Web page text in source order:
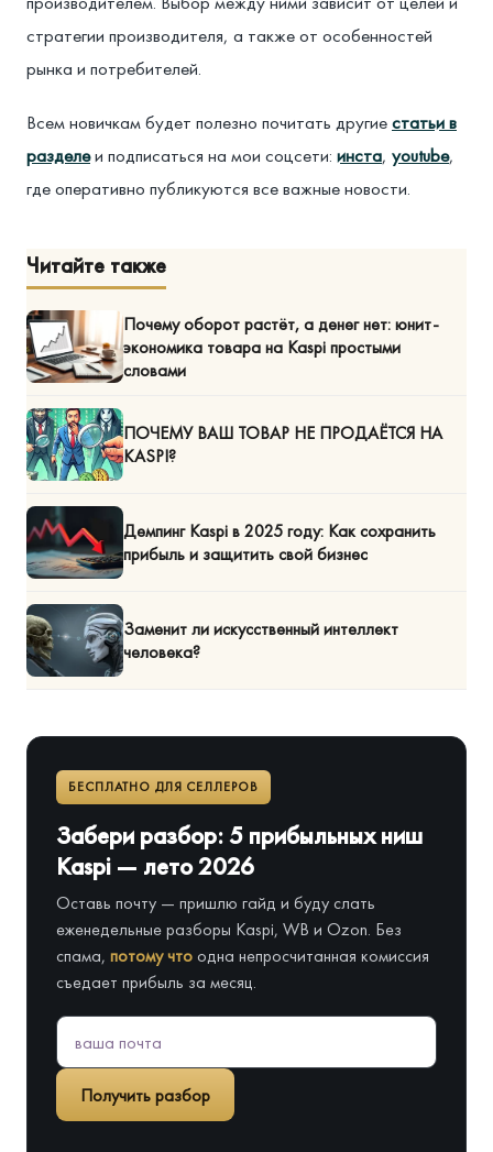
стратегии производителя, а также от особенностей
рынка и потребителей.
Всем новичкам будет полезно почитать другиестатьи в
разделеи подписаться на мои соцсети: инста, youtube,
где оперативно публикуются все важные новости.
Читайте также
Почему оборот растёт, а денег нет: юнит-
экономика товара на Kaspi простыми
словами
ПОЧЕМУ ВАШ ТОВАР НЕ ПРОДАЁТСЯ НА
KASPI?
Демпинг Kaspi в 2025 году: Как сохранить
прибыль и защитить свой бизнес
Заменит ли искусственный интеллект
человека?
БЕСПЛАТНО ДЛЯ СЕЛЛЕРОВ
Забери разбор: 5 прибыльных ниш
Kaspi — лето 2026
Оставь почту — пришлю гайд и буду слать
еженедельные разборы Kaspi, WB и Ozon. Без
спама, потому чтоодна непросчитанная комиссия
съедает прибыль за месяц.
Получить разбор